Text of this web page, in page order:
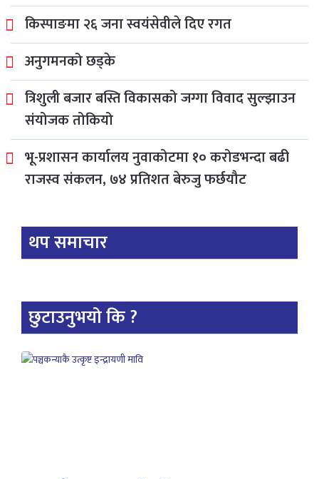
किस्पाङमा २६ जना स्वयंसेवीले दिए रगत
अनुगमनको छड्के
त्रिशुली बजार बस्ति विकासको जग्गा विवाद सुल्झाउन
संयोजक तोकियो
भू-प्रशासन कार्यालय नुवाकोटमा १० करोडभन्दा बढी
राजस्व संकलन, ७४ प्रतिशत बेरुजु फर्छयौट
थप समाचार
छुटाउनुभयो कि ?